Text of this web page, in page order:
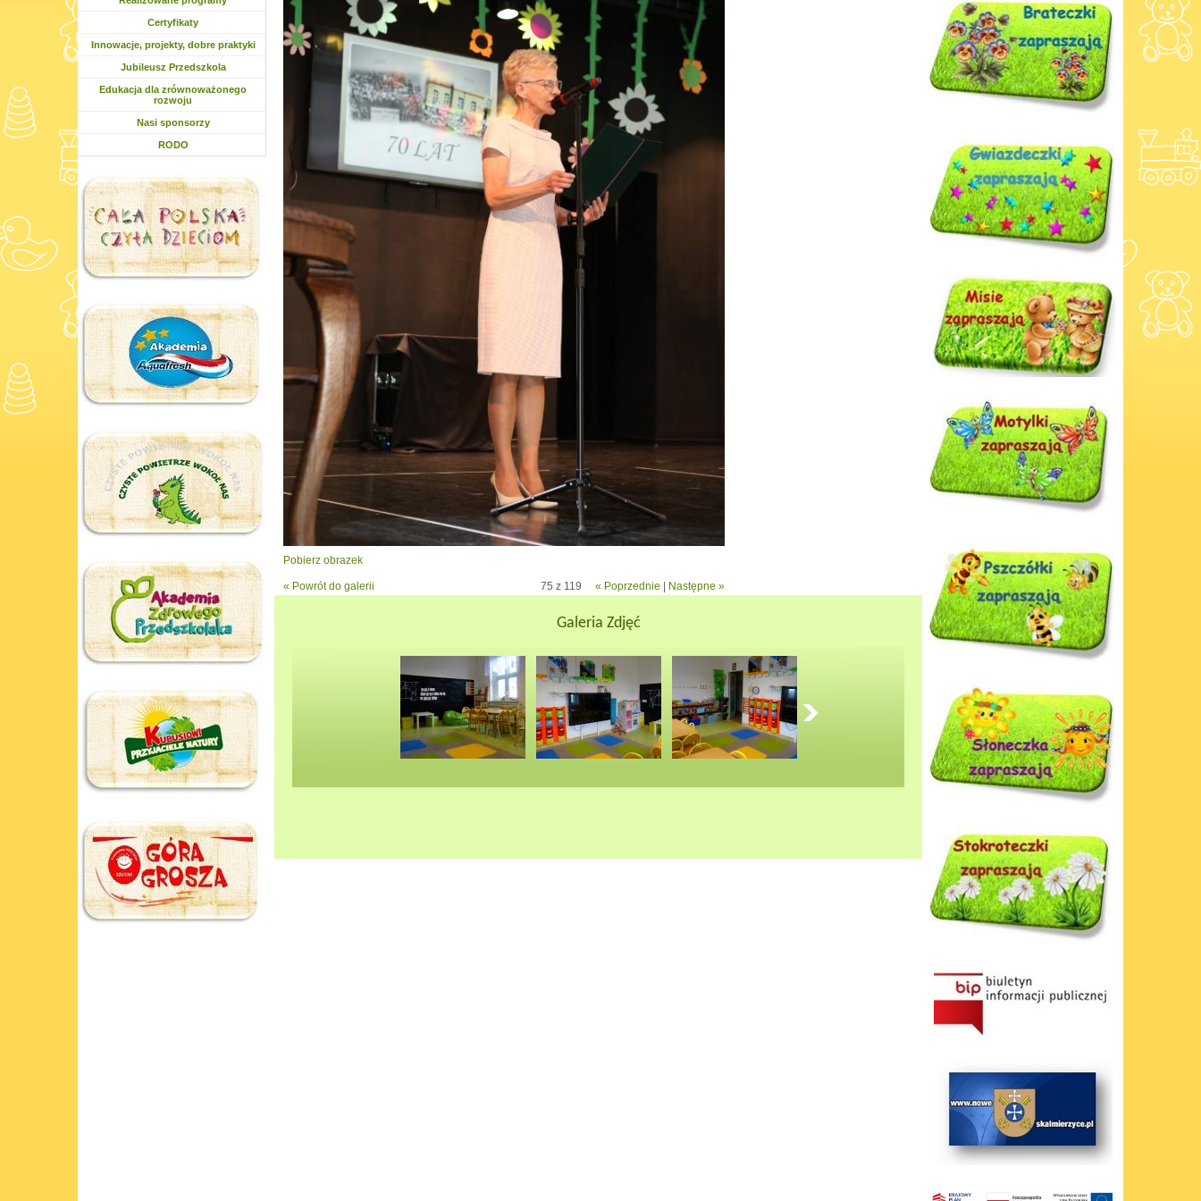
Certyfikaty
Rozwiń menu
Innowacje, projekty, dobre praktyki
Rozwiń menu
Jubileusz Przedszkola
Edukacja dla zrównoważonego
rozwoju
Nasi sponsorzy
RODO
Pobierz obrazek
« Powrót do galerii 75 z 119 « Poprzednie | Następne »
Galeria Zdjęć